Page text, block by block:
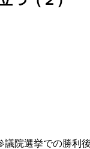
院選挙での勝